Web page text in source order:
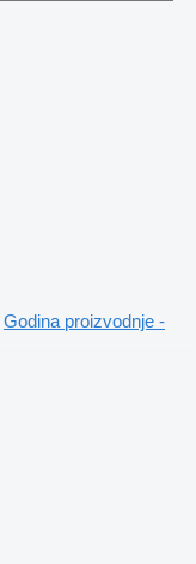
Godina proizvodnje -